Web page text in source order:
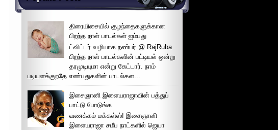
திரையிசையில் குழந்தைகளுக்கான
பிறந்த நாள் பாடல்கள் ஐம்பது
ட்விட்டர் வழியாக நண்பர் @ RajRuba
பிறந்த நாள் பாடல்களின் பட்டியல் ஒன்று
தரமுடியுமா என்று கேட்டார். நாம்
படியளக்குறதே எண்பதுகளின் பாடல்கள...
இசைஞானி இளையராஜாவின் பத்துப்
பாட்டு போடுங்க
வணக்கம் மக்கள்ஸ்! இசைஞானி
இளையராஜா சமீப நாட்களில் ஜெயா